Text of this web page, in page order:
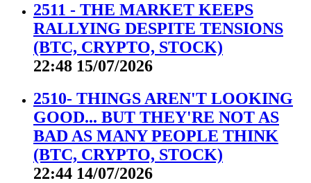
2511 - THE MARKET KEEPS
RALLYING DESPITE TENSIONS
(BTC, CRYPTO, STOCK)
22:48 15/07/2026
2510- THINGS AREN'T LOOKING
GOOD... BUT THEY'RE NOT AS
BAD AS MANY PEOPLE THINK
(BTC, CRYPTO, STOCK)
22:44 14/07/2026